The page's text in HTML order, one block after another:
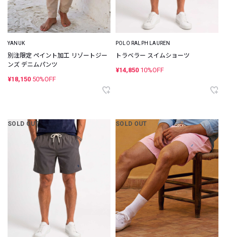
YANUK
別注限定 ペイント加工 リゾートジー
ンズ デニムパンツ
¥18,150 50%OFF
POLO RALPH LAUREN
トラベラー スイムショーツ
¥14,850 10%OFF
SOLD OUT SOLD OUT